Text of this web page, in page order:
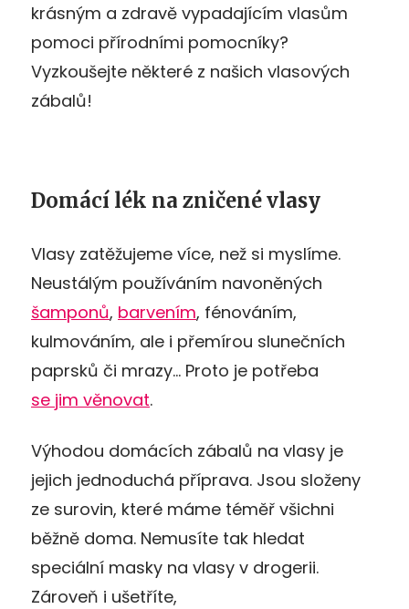
krásným a zdravě vypadajícím vlasům
pomoci přírodními pomocníky?
Vyzkoušejte některé z našich vlasových
zábalů!
Domácí lék na zničené vlasy
Vlasy zatěžujeme více, než si myslíme.
Neustálým používáním navoněných
šamponů, barvením, fénováním,
kulmováním, ale i přemírou slunečních
paprsků či mrazy… Proto je potřeba
se jim věnovat.
Výhodou domácích zábalů na vlasy je
jejich jednoduchá příprava. Jsou složeny
ze surovin, které máme téměř všichni
běžně doma. Nemusíte tak hledat
speciální masky na vlasy v drogerii.
Zároveň i ušetříte,